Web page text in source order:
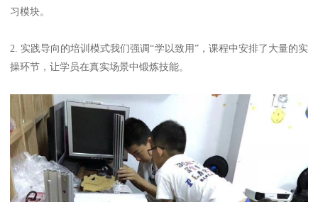
习模块。
2. 实践导向的培训模式我们强调“学以致用”，课程中安排了大量的实
操环节，让学员在真实场景中锻炼技能。